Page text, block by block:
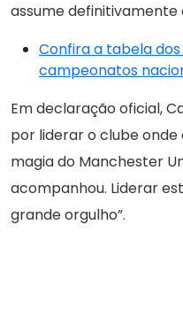
assume definitivamente
Confira a tabela
campeonatos
Em declaração oficial,
por liderar o clube onde
magia do Manchester
acompanhou. Liderar
grande orgulho”.